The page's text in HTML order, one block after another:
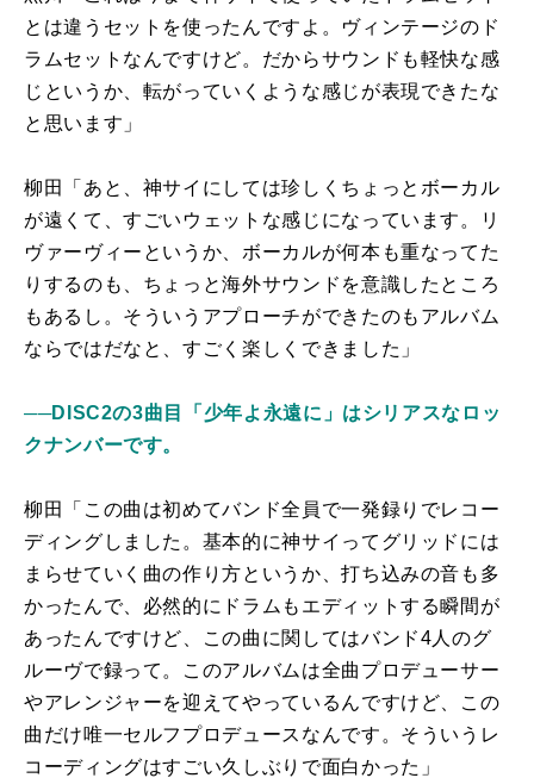
とは違うセットを使ったんですよ。ヴィンテージのド
ラムセットなんですけど。だからサウンドも軽快な感
じというか、転がっていくような感じが表現できたな
と思います」
柳田「あと、神サイにしては珍しくちょっとボーカル
が遠くて、すごいウェットな感じになっています。リ
ヴァーヴィーというか、ボーカルが何本も重なってた
りするのも、ちょっと海外サウンドを意識したところ
もあるし。そういうアプローチができたのもアルバム
ならではだなと、すごく楽しくできました」
──DISC2の3曲目「少年よ永遠に」はシリアスなロッ
クナンバーです。
柳田「この曲は初めてバンド全員で一発録りでレコー
ディングしました。基本的に神サイってグリッドには
まらせていく曲の作り方というか、打ち込みの音も多
かったんで、必然的にドラムもエディットする瞬間が
あったんですけど、この曲に関してはバンド4人のグ
ルーヴで録って。このアルバムは全曲プロデューサー
やアレンジャーを迎えてやっているんですけど、この
曲だけ唯一セルフプロデュースなんです。そういうレ
コーディングはすごい久しぶりで面白かった」